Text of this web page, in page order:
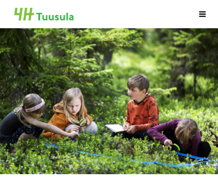
Siirry
sivun
sisältöön
Tuusulan 4H-yhdistys ry.